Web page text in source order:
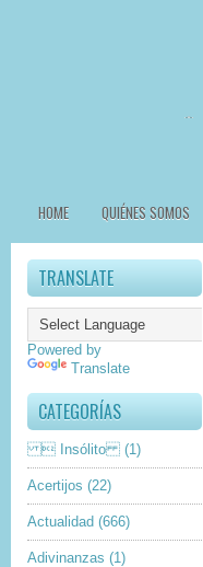
HOME QUIÉNES SOMOS
TRANSLATE
Powered by
Translate
CATEGORÍAS
 Insólito (1)
Acertijos (22)
Actualidad (666)
Adivinanzas (1)